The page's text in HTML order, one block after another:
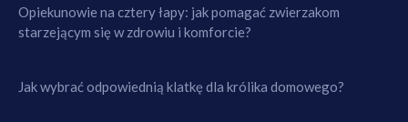
Opiekunowie na cztery łapy: jak pomagać zwierzakom
starzejącym się w zdrowiu i komforcie?
Jak wybrać odpowiednią klatkę dla królika domowego?